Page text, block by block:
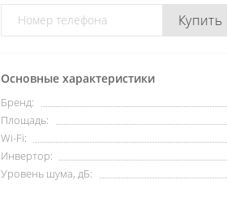
Купить
Основные характеристики
Бренд:
Площадь:
Wi-Fi:
Инвертор:
Уровень шума, дБ: